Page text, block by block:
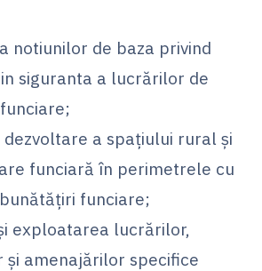
notiunilor de baza privind
siguranta a lucrărilor de
a spaţiului rural şi
funciară în perimetrele cu
funciare;
exploatarea lucrărilor,
şi amenajărilor specifice